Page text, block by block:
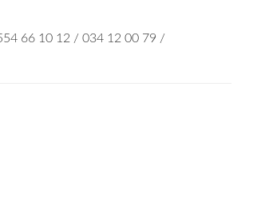
66 10 12 / 034 12 00 79 /